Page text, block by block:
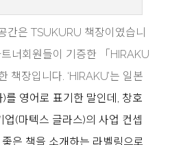
간은 TSUKURU 책장이였습니
너회원들이 기증한 「HIRAKU
책장입니다. ‘HIRAKU’는 일본
를 영어로 표기한 말인데, 창호
업(마텍스 글라스)의 사업 컨셉
은 책을 소개하는 라벨링으로